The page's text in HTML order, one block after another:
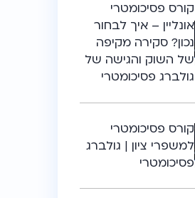
קורס פסיכומטרי
אונליין – איך לבחור
נכון? סקירה מקיפה
של השוק והגישה של
גולברג פסיכומטרי
קורס פסיכומטרי
למשפרי ציון | גולברג
פסיכומטרי